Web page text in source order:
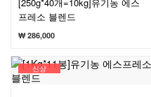
프레소 블렌드
₩ 286,000
신상